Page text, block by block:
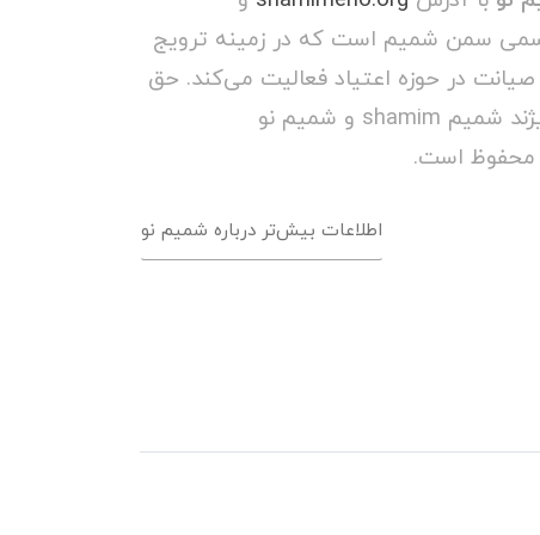
سمن شمیم است که در زمینه ترویج
صیانت در حوزه اعتیاد فعالیت می‌کند. حق
مالکیت و کپی رایت برند/ویژند شمیم shamim و شمیم نو
اطلاعات بیش‌تر درباره شمیم نو